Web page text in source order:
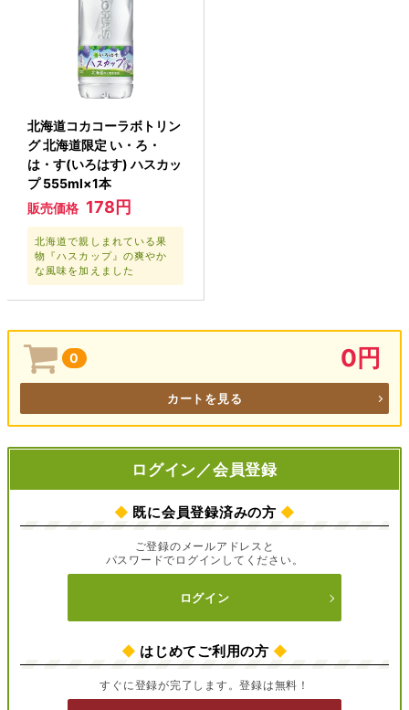
北海道コカコーラボトリン
グ 北海道限定 い・ろ・
は・す(いろはす) ハスカッ
プ 555ml×1本
販売価格 178円
北海道で親しまれている果
物『ハスカップ』の爽やか
な風味を加えました
0 0円
カートを見る
ログイン／会員登録
◆ 既に会員登録済みの方 ◆
ご登録のメールアドレスと
パスワードでログインしてください。
ログイン
◆ はじめてご利用の方 ◆
すぐに登録が完了します。登録は無料！